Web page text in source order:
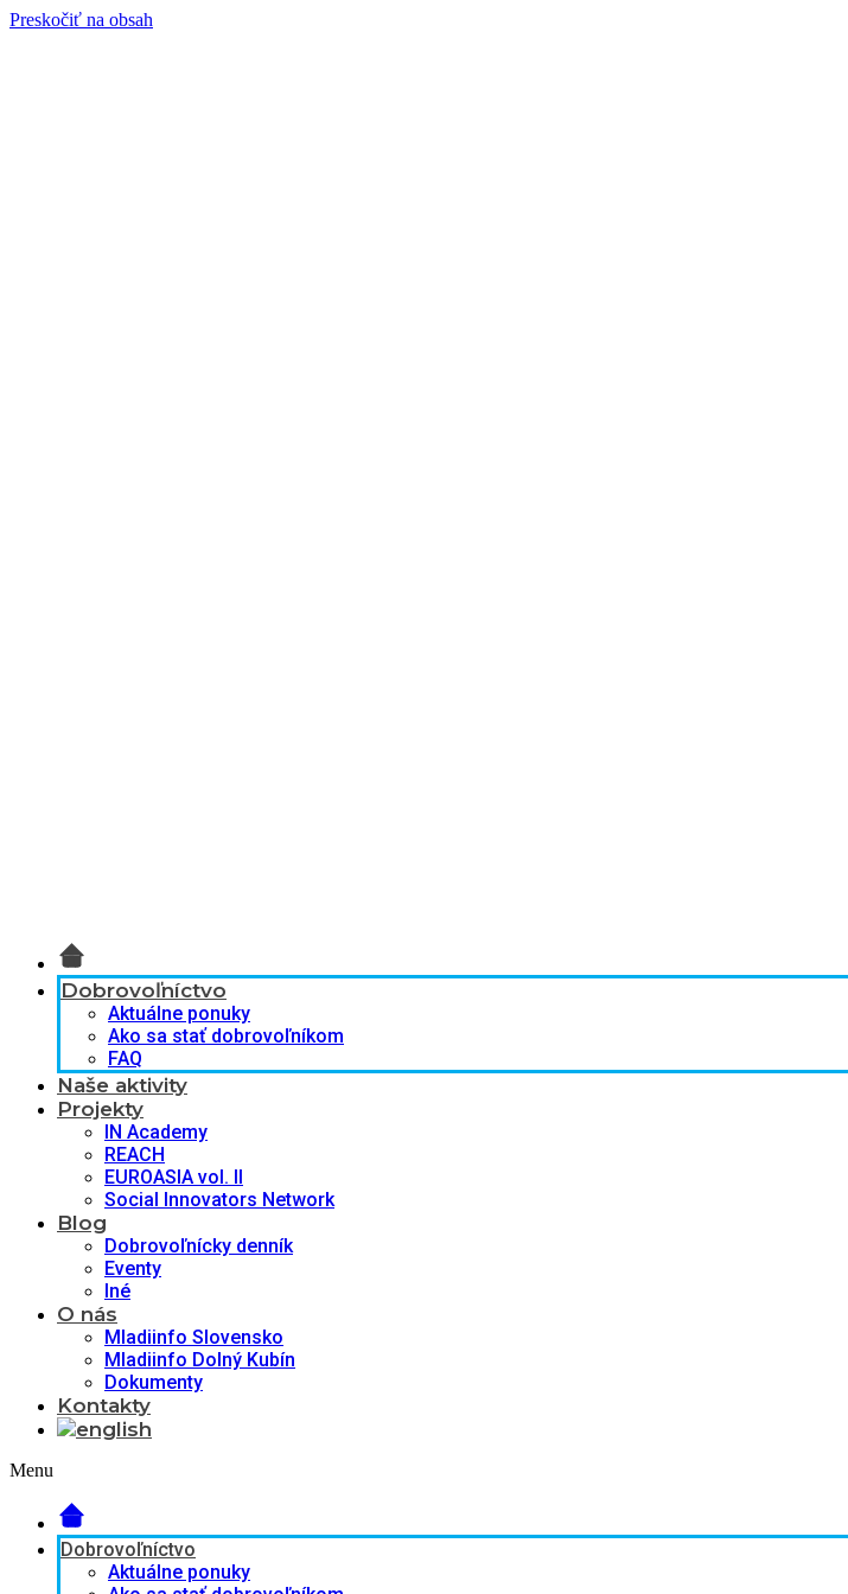
Preskočiť na obsah
Dobrovoľníctvo
Aktuálne ponuky
Ako sa stať dobrovoľníkom
FAQ
Naše aktivity
Projekty
IN Academy
REACH
EUROASIA vol. II
Social Innovators Network
Blog
Dobrovoľnícky denník
Eventy
Iné
O nás
Mladiinfo Slovensko
Mladiinfo Dolný Kubín
Dokumenty
Kontakty
Menu
Dobrovoľníctvo
Aktuálne ponuky